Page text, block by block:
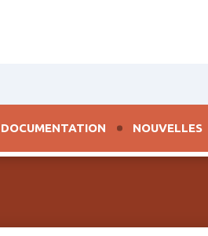
DOCUMENTATION NOUVELLES